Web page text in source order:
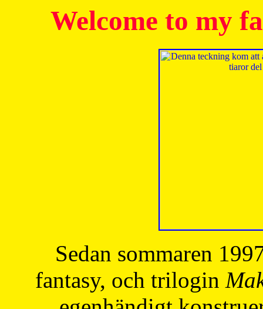
Welcome to my
Sedan sommaren
fantasy, och trilogin